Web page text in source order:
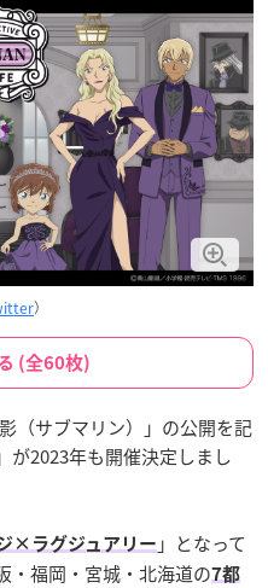
）
(全60枚)
（サブマリン）」の公開を記
」が2023年も開催決定しまし
×ラグジュアリー 」となって
・福岡・宮城・北海道の7都